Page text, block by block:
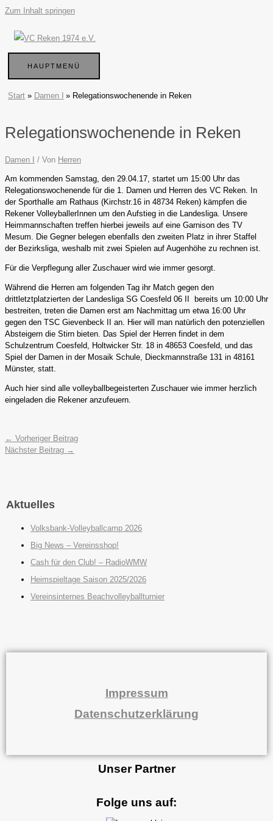
Zum Inhalt springen
HAUPTMENÜ
Start Damen I Relegationswochenende in Reken
Relegationswochenende in Reken
Damen I / Von Herren
Am kommenden Samstag, den 29.04.17, startet um 15:00 Uhr das
Relegationswochenende für die 1. Damen und Herren des VC Reken. In
der Sporthalle am Rathaus (Kirchstr.16 in 48734 Reken) kämpfen die
Rekener VolleyballerInnen um den Aufstieg in die Landesliga. Unsere
Heimmannschaften treffen hierbei jeweils auf eine Garnison des TV
Mesum. Die Gegner belegen ebenfalls den zweiten Platz in ihrer Staffel
der Bezirksliga, weshalb mit zwei Spielen auf Augenhöhe zu rechnen ist.
Für die Verpflegung aller Zuschauer wird wie immer gesorgt.
Während die Herren am folgenden Tag ihr Match gegen den
drittletztplatzierten der Landesliga SG Coesfeld 06 II bereits um 10:00 Uhr
bestreiten, treten die Damen erst am Nachmittag um etwa 16:00 Uhr
gegen den TSC Gievenbeck II an. Hier will man natürlich den potenziellen
Absteigern die Stirn bieten. Das Spiel der Herren findet in dem
Schulzentrum Coesfeld, Holtwicker Str. 18 in 48653 Coesfeld, und das
Spiel der Damen in der Mosaik Schule, Dieckmannstraße 131 in 48161
Münster, statt.
Auch hier sind alle volleyballbegeisterten Zuschauer wie immer herzlich
eingeladen die Rekener anzufeuern.
← Vorheriger Beitrag
Nächster Beitrag →
Aktuelles
Volksbank-Volleyballcamp 2026
Big News – Vereinsshop!
Cash für den Club! – RadioWMW
Heimspieltage Saison 2025/2026
Vereinsinternes Beachvolleyballturnier
Impressum
Datenschutzerklärung
Unser Partner
Folge uns auf: